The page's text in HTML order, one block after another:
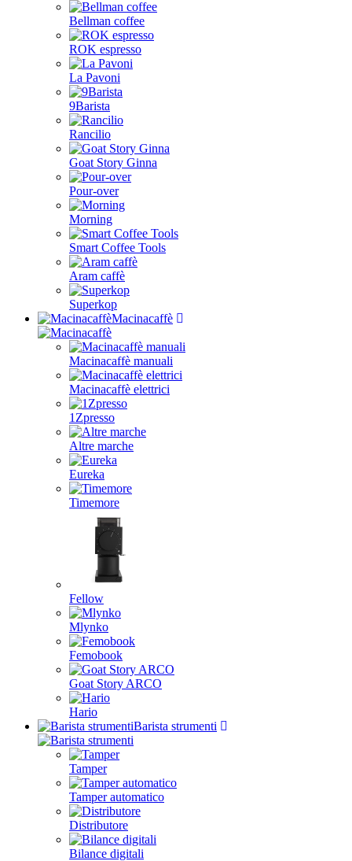
Bellman coffee
ROK espresso
La Pavoni
9Barista
Rancilio
Goat Story Ginna
Pour-over
Morning
Smart Coffee Tools
Aram caffè
Superkop
Macinacaffè
Macinacaffè manuali
Macinacaffè elettrici
1Zpresso
Altre marche
Eureka
Timemore
Fellow
Mlynko
Femobook
Goat Story ARCO
Hario
Barista strumenti
Tamper
Tamper automatico
Distributore
Bilance digitali